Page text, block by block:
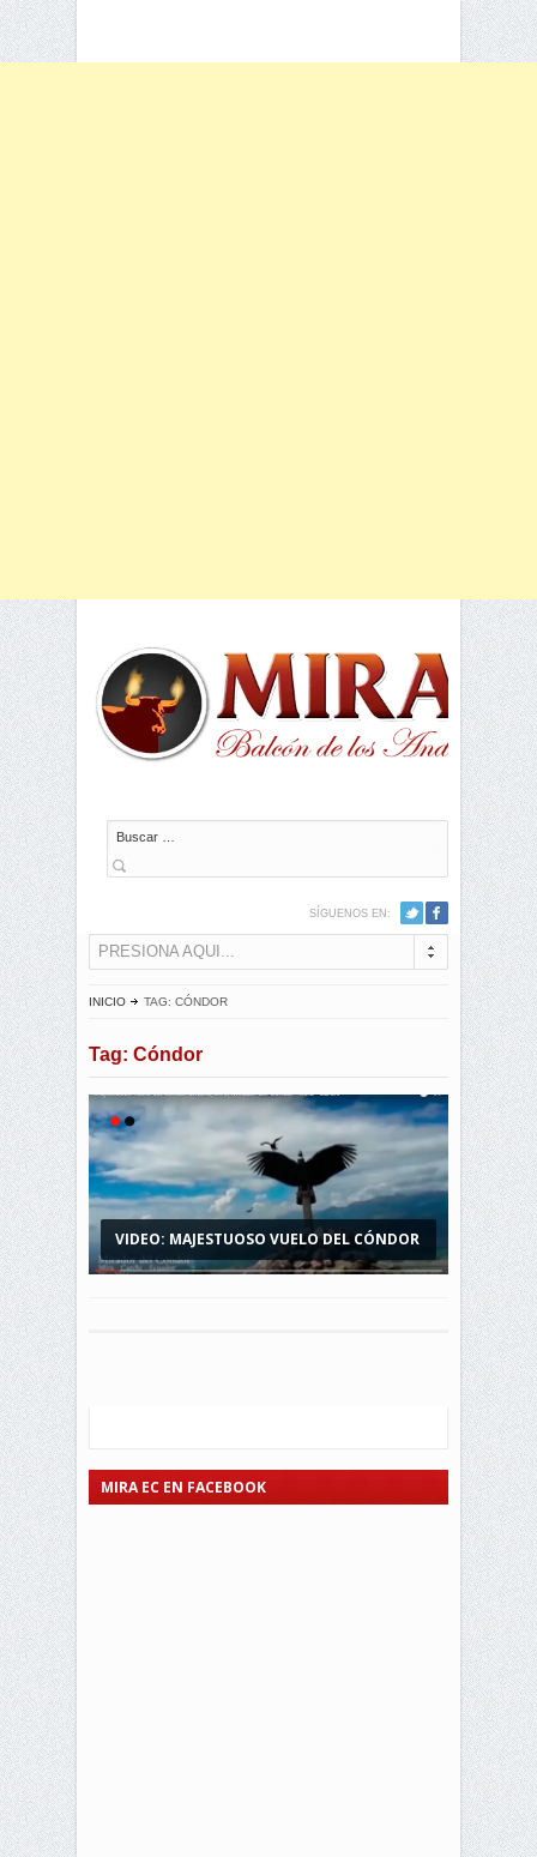
Buscar
SÍGUENOS EN:
PRESIONA AQUI...
INICIO TAG: CÓNDOR
Tag: Cóndor
VIDEO: MAJESTUOSO VUELO DEL CÓNDOR
ANDINO, EN...
MIRADOR DEL CÓNDOR, UN HERMOSO
ATRACTIVO...
MIRA EC EN FACEBOOK